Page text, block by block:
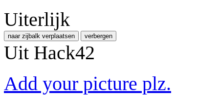
Uiterlijk
naar zijbalk verplaatsen verbergen
Uit Hack42
Add your picture plz.